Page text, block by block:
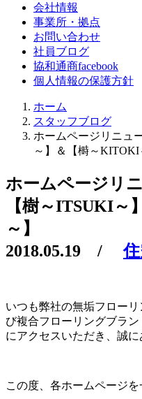
会社情報
事業所・拠点
お問い合わせ
社員ブログ
協和通商facebook
個人情報の保護方針
ホーム
スタッフブログ
ホームページリニュ
～】＆【榯～KITOKI
ホームページリ
【樹～ITSUKI
～】
2018.05.19 /
いつも弊社の無垢フロー
び複合フローリングブラ
にアクセスいただき、誠に
この度、各ホームページ